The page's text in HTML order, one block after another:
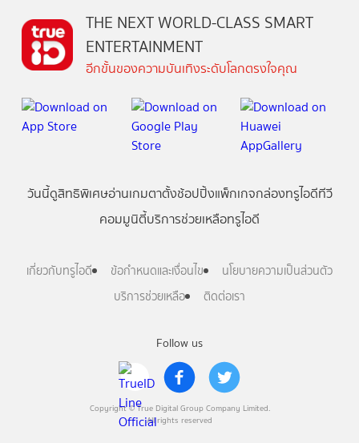
Follow us
Copyright © True Digital Group Company Limited.
All rights reserved
THE NEXT WORLD-CLASS SMART
ENTERTAINMENT
อีกขั้นของความบันเทิงระดับโลกตรงใจคุณ
วันนี้ดูสิทธิพิเศษอ่านเกมตาตั้งช้อปปิ้งแพ็กเกจกล่องทรูไอดีทีวี
คอมมูนิตี้บริการช่วยเหลือทรูไอดี
เกี่ยวกับทรูไอดี ข้อกำหนดและเงื่อนไข
นโยบายความเป็นส่วนตัว
บริการช่วยเหลือ
ติดต่อเรา